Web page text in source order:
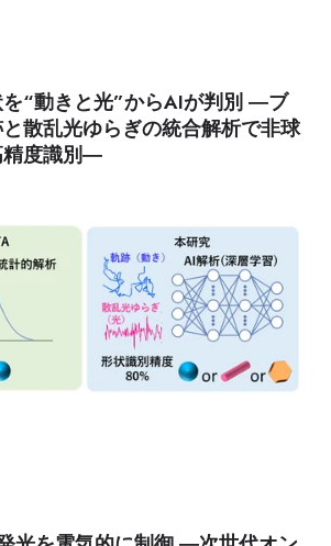
“動きと光”からAIが判別 ―ブ
散乱光ゆらぎの統合解析で非球
精度識別―